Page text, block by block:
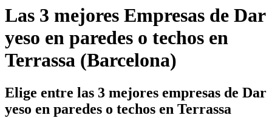
Las 3 mejores Empresas de Dar
yeso en paredes o techos en
Terrassa (Barcelona)
Elige entre las 3 mejores empresas de Dar
yeso en paredes o techos en Terrassa